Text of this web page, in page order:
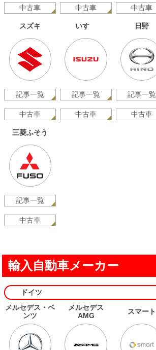
中古車 中古車 中古車
スズキ
記事一覧
中古車
いすゞ
記事一覧
中古車
日野
記事一覧
中古車
三菱ふそう
記事一覧
中古車
輸入自動車メーカー
ドイツ
メルセデス・ベ
ンツ
メルセデス
AMG
スマート